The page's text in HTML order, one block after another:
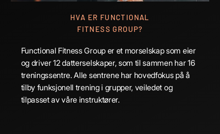
Økernveien 115, 0579
XT Mjøsa
Thomasdalen 2, 2818
Gjøvik
HVA ER FUNCTIONAL
FITNESS GROUP?
Functional Fitness Group er et morselskap som eier
og driver 12 datterselskaper, som til sammen har 16
treningssentre. Alle sentrene har hovedfokus på å
tilby funksjonell trening i grupper, veiledet og
tilpasset av våre instruktører.